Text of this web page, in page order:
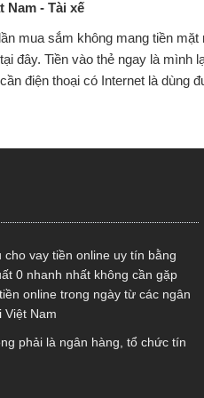
Nam - Tài xế
mua sắm không mang tiền
đây. Tiền vào thẻ ngay là mình
điện thoại có Internet là dùng
vay tiền online uy tín bằng
0 nhanh nhất không cần gặp
online trong ngày từ các ngân
Việt Nam
phải là ngân hàng, tổ chức tín